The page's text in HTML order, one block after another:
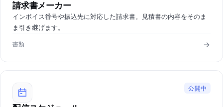
請求書メーカー
インボイス番号や振込先に対応した請求書。見積書の内容をそのま
ま引き継げます。
書類
公開中